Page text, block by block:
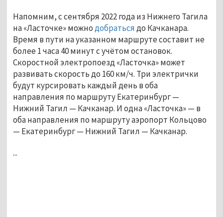
Напомним, с сентября 2022 года из Нижнего Тагила
на «Ласточке» можнодобратьсядо Качканара.
Время в пути на указанном маршруте составит не
более 1 часа 40 минут с учётом остановок.
Скоростной электропоезд «Ласточка» может
развивать скорость до 160 км/ч. Три электрички
будут курсировать каждый день в оба
направления по маршруту Екатеринбург —
Нижний Тагил — Качканар. И одна «Ласточка» — в
оба направления по маршруту аэропорт Кольцово
— Екатеринбург — Нижний Тагил — Качканар.
...